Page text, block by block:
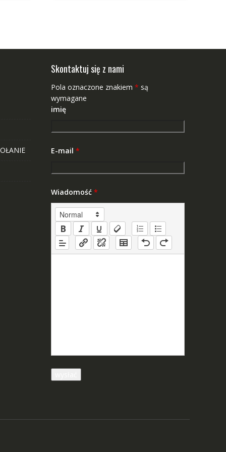
Skontaktuj się z nami
Pola oznaczone znakiem * są
wymagane
imię
E-mail *
Wiadomość *